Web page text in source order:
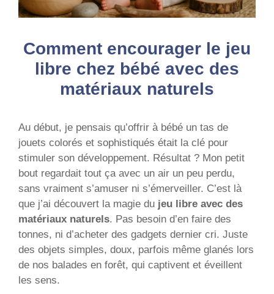
Comment encourager le jeu
libre chez bébé avec des
matériaux naturels
Au début, je pensais qu’offrir à bébé un tas de
jouets colorés et sophistiqués était la clé pour
stimuler son développement. Résultat ? Mon petit
bout regardait tout ça avec un air un peu perdu,
sans vraiment s’amuser ni s’émerveiller. C’est là
que j’ai découvert la magie du jeu libre avec des
matériaux naturels. Pas besoin d’en faire des
tonnes, ni d’acheter des gadgets dernier cri. Juste
des objets simples, doux, parfois même glanés lors
de nos balades en forêt, qui captivent et éveillent
les sens.